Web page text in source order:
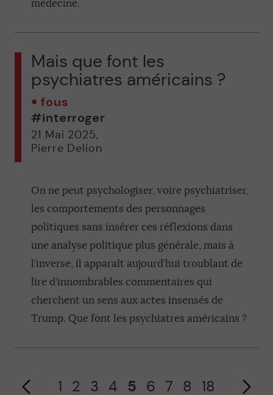
médecine.
Mais que font les
psychiatres américains ?
fous
#interroger
21 Mai 2025,
Pierre Delion
On ne peut psychologiser, voire psychiatriser,
les comportements des personnages
politiques sans insérer ces réflexions dans
une analyse politique plus générale, mais à
l’inverse, il apparaît aujourd’hui troublant de
lire d’innombrables commentaires qui
cherchent un sens aux actes insensés de
Trump. Que font les psychiatres américains ?
Page précédente
1 2 3 4 5 6 7 8 18